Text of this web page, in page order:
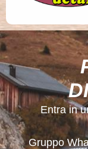
Entra in
Gruppo